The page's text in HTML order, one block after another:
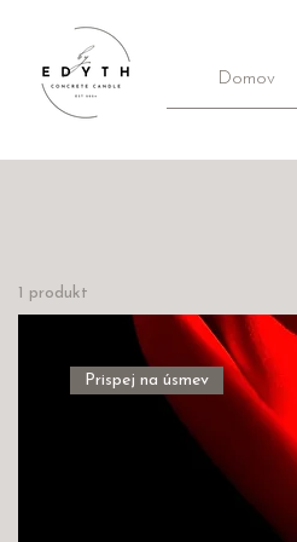
Domov
1 produkt
Prispej na úsmev